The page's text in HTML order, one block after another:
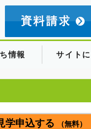
情報 サイト
学申込する （無料）